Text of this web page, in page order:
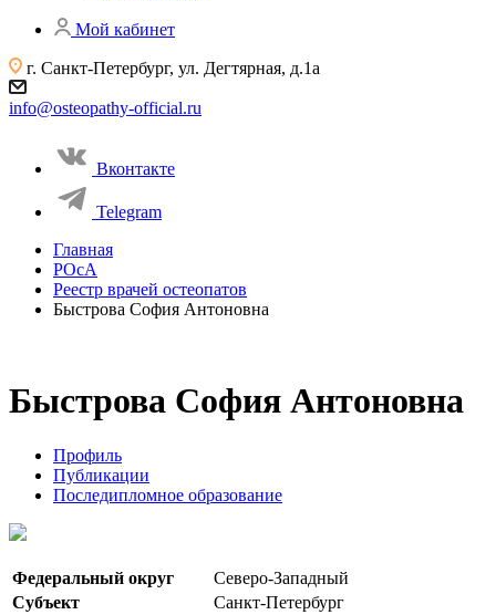
Мой кабинет
г. Санкт-Петербург, ул. Дегтярная, д.1а
info@osteopathy-official.ru
Вконтакте
Telegram
Главная
РОсА
Реестр врачей остеопатов
Быстрова София Антоновна
Быстрова София Антоновна
Профиль
Публикации
Последипломное образование
Федеральный округ
Северо-Западный
Субъект
Санкт-Петербург